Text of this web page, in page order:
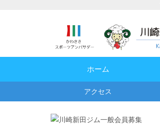
ホーム
アクセス